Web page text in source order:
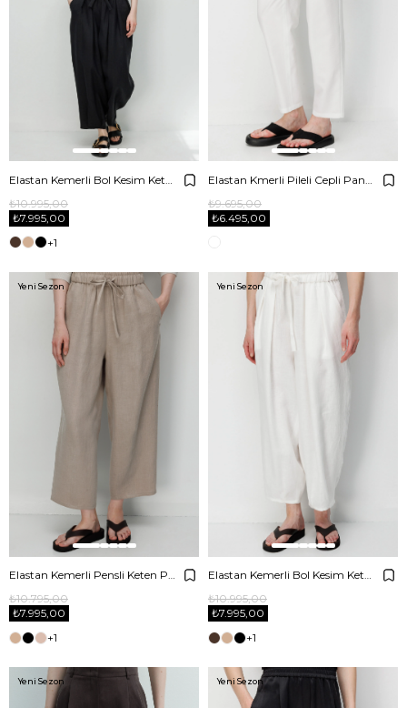
₺7.995,00
₺10.995,00
+1
₺6.495,00
₺9.695,00
Elastan Kemerli Pensli Keten Pantolon
₺7.995,00
₺10.795,00
+1
Yeni Sezon
Elastan Kemerli Bol Kesim Keten Pantolon
₺7.995,00
₺10.995,00
+1
Yeni Sezon
Yeni Sezon Yeni Sezon